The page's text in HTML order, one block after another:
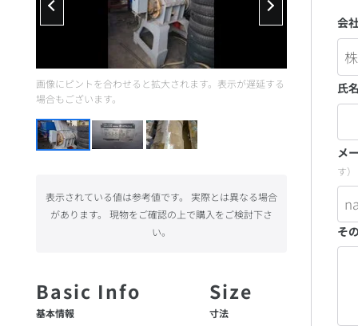
基本情報 寸法
画像にピントを合わせると拡大されます。表示が遅延する
場合もございます。
表示されている値は参考値です。 実際とは異なる場合
があります。 現物をご確認の上で購入をご検討下さ
い。
会
氏
メ
す）
そ